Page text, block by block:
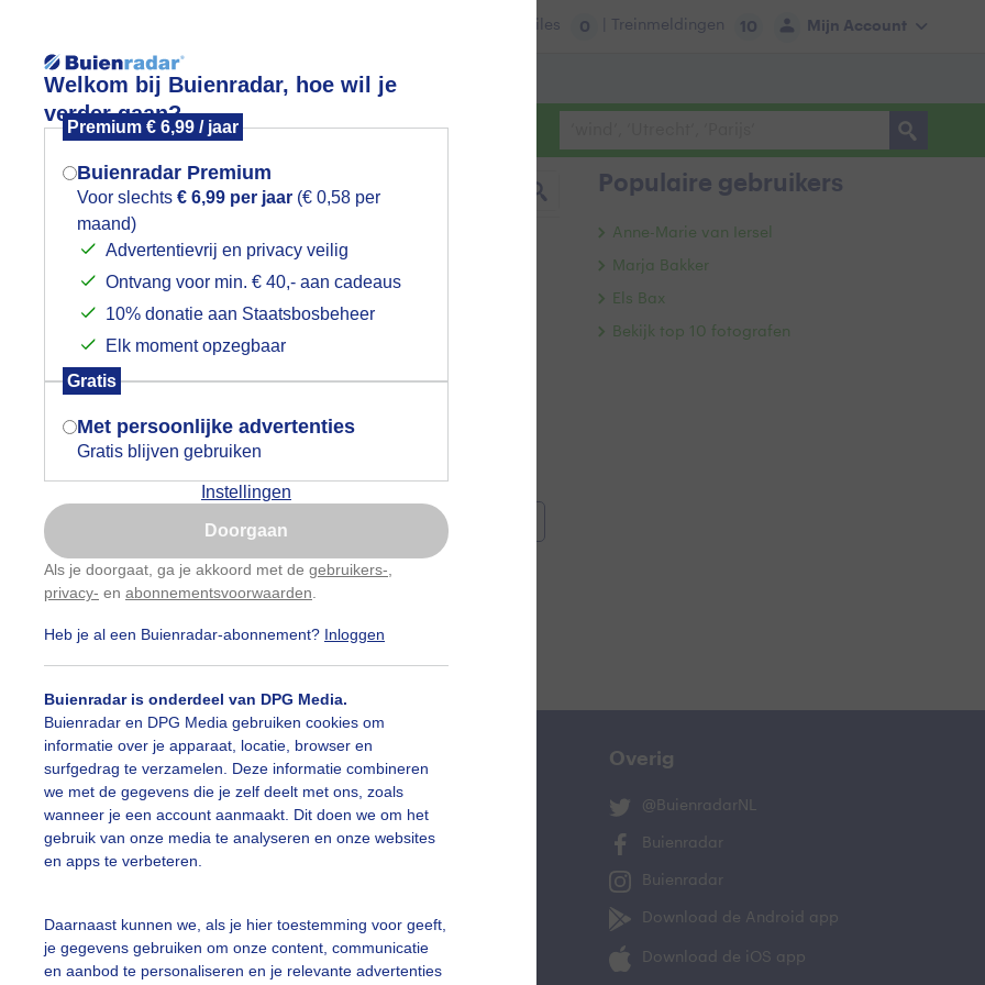
Welkom bij Buienradar, hoe wil je
verder gaan?
Premium € 6,99 / jaar
Buienradar Premium
Voor slechts € 6,99 per jaar (€ 0,58 per
maand)
Advertentievrij en privacy veilig
Ontvang voor min. € 40,- aan cadeaus
10% donatie aan Staatsbosbeheer
Elk moment opzegbaar
Gratis
Met persoonlijke advertenties
Gratis blijven gebruiken
Instellingen
Doorgaan
Als je doorgaat, ga je akkoord met de gebruikers-
privacy- en abonnementsvoorwaarden
Heb je al een Buienradar-abonnement? Inloggen
Buienradar is onderdeel van DPG Media.
Buienradar en DPG Media gebruiken cookies om
informatie over je apparaat, locatie, browser en
surfgedrag te verzamelen. Deze informatie combineren
we met de gegevens die je zelf deelt met ons, zoals
wanneer je een account aanmaakt. Dit doen we om het
gebruik van onze media te analyseren en onze websites
en apps te verbeteren.
Daarnaast kunnen we, als je hier toestemming voor geeft,
je gegevens gebruiken om onze content, communicatie
en aanbod te personaliseren en je relevante advertenties
Mijn Account
Files 0 | Treinmeldingen 10
Lees meer.
Foto en video Weerzine
Zoeken in foto & video:
slideshow
#camping #coderoze #donkerewolken
#maan #mensen #mist
#opklaringen
#regenwolken #schapen
#strand #strandbedjes #terras
Populaire gebruikers
Anne-Marie van Iersel
Marja Bakker
Els Bax
Bekijk top 10 fotografen
vragen
Mijn weer
De Bilt
Overig
@BuienradarNL
Buienradar
Buienradar
Download de Android app
Download de iOS app
Mogen we je locatie gebruiken voor
het weer?
Indien je hier nog geen akkoord op hebt
gegeven, verschijnt er zo een pop-up uit
je browser waarin deze toestemming
gevraagd wordt.
Is goed, toon de popup
Nu niet, misschien later
Gebruik je Safari en wil je niet elke dag deze pop-up
Klikhierom dit aan te passen